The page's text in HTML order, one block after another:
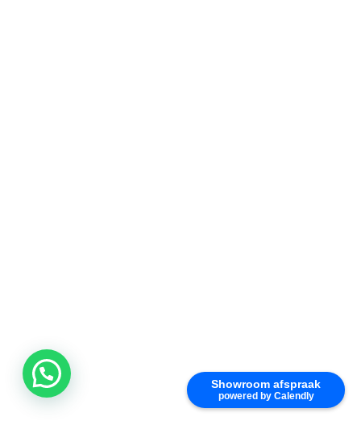
Showroom afspraak
powered by Calendly